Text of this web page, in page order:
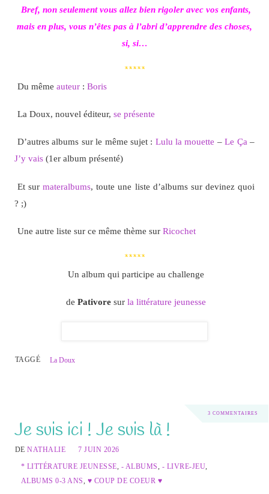
Bref, non seulement vous allez bien rigoler avec vos enfants,
mais en plus, vous n’êtes pas à l’abri d’apprendre des choses,
si, si…
*****
Du même auteur: Boris
La Doux, nouvel éditeur, se présente
D’autres albums sur le même sujet : Lulu la mouette –Le Ça –
J’y vais(1er album présenté)
Et surmateralbums, toute une liste d’albums sur devinez quoi
? ;)
Une autre liste sur ce même thème sur Ricochet
*****
Un album qui participe au challenge
de Pativore sur la littérature jeunesse
TAGGÉ La Doux
3 COMMENTAIRES
Je suis ici ! Je suis là !
DENATHALIE
7 JUIN 2026
* LITTÉRATURE JEUNESSE, - ALBUMS, - LIVRE-JEU,
ALBUMS 0-3 ANS, ♥ COUP DE COEUR ♥